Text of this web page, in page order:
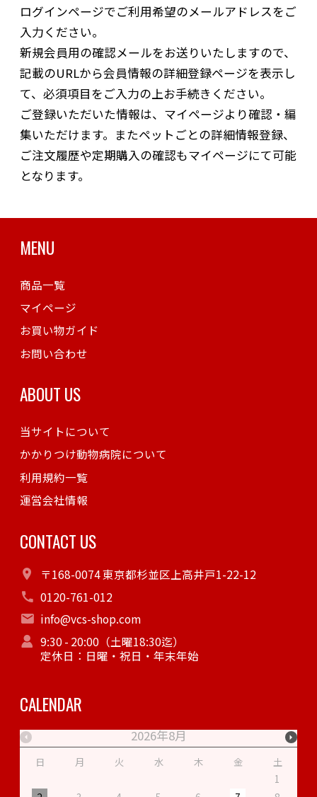
ログインページでご利用希望のメールアドレスをご
入力ください。
新規会員用の確認メールをお送りいたしますので、
記載のURLから会員情報の詳細登録ページを表示し
て、必須項目をご入力の上お手続きください。
ご登録いただいた情報は、マイページより確認・編
集いただけます。またペットごとの詳細情報登録、
ご注文履歴や定期購入の確認もマイページにて可能
となります。
MENU
商品一覧
マイページ
お買い物ガイド
お問い合わせ
ABOUT US
当サイトについて
かかりつけ動物病院について
利用規約一覧
運営会社情報
CONTACT US
〒168-0074 東京都杉並区上高井戸1-22-12
0120-761-012
info@vcs-shop.com
9:30 - 20:00（土曜18:30迄）
定休日：日曜・祝日・年末年始
CALENDAR
2026年8月
日 月 火 水 木 金
土
1